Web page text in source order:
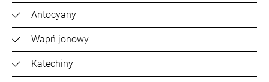
Antocyany
Wapń jonowy
Katechiny